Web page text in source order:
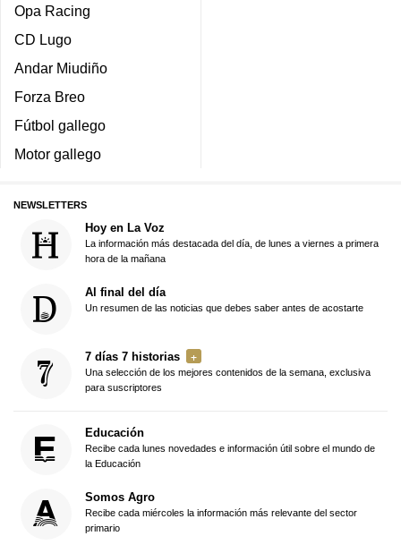
Opa Racing
CD Lugo
Andar Miudiño
Forza Breo
Fútbol gallego
Motor gallego
NEWSLETTERS
Hoy en La Voz
La información más destacada del día, de lunes a viernes a primera
hora de la mañana
Al final del día
Un resumen de las noticias que debes saber antes de acostarte
7 días 7 historias
Una selección de los mejores contenidos de la semana, exclusiva
para suscriptores
Educación
Recibe cada lunes novedades e información útil sobre el mundo de
la Educación
Somos Agro
Recibe cada miércoles la información más relevante del sector
primario